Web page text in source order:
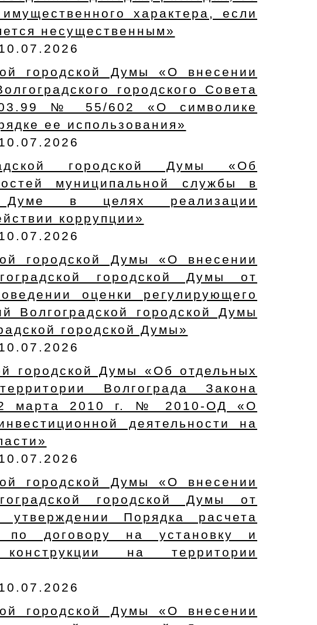
характера, если
несущественным»
городской Думы «О внесении
городского Совета
№ 55/602 «О символике
ее использования»
городской Думы «Об
муниципальной службы в
Думе в целях реализации
коррупции»
городской Думы «О внесении
городской Думы от
оценки регулирующего
Волгоградской городской Думы
городской Думы»
городской Думы «Об отдельных
Волгограда Закона
марта 2010 г. № 2010-ОД «О
деятельности на
городской Думы «О внесении
городской Думы от
Порядка расчета
по договору на установку и
на территории
городской Думы «О внесении